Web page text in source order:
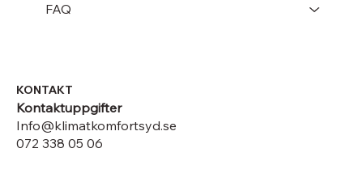
FAQ
KONTAKT
Kontaktuppgifter
Info@klimatkomfortsyd.se
072 338 05 06